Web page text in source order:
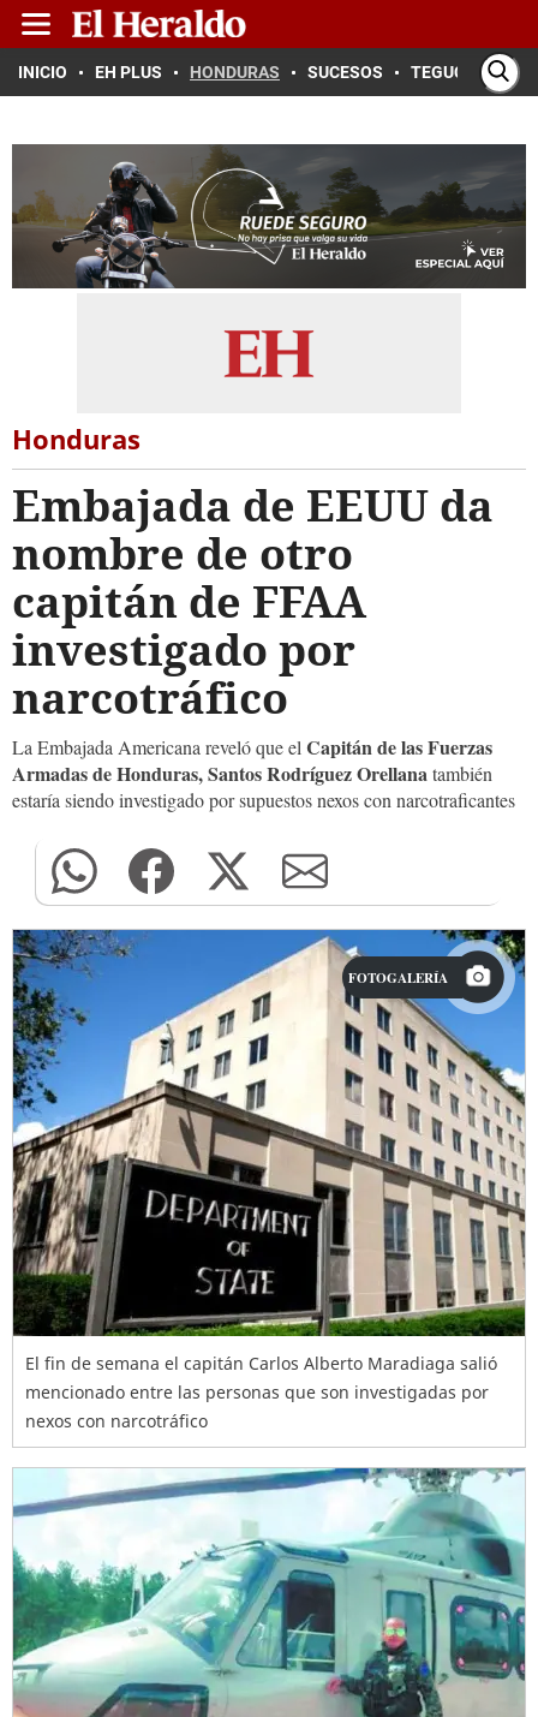
INICIO EH PLUS HONDURAS SUCESOS TEGUCIGALPA
Honduras
Embajada de EEUU da
nombre de otro
capitán de FFAA
investigado por
narcotráfico
La Embajada Americana reveló que el Capitán de las Fuerzas
Armadas de Honduras, Santos Rodríguez Orellanatambién
estaría siendo investigado por supuestos nexos con narcotraficantes
FOTOGALERÍA
El fin de semana el capitán Carlos Alberto Maradiaga salió
mencionado entre las personas que son investigadas por
nexos con narcotráfico